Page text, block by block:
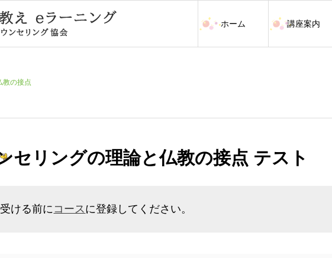
ホーム 講座案内
の接点
リングの理論と仏教の接点 テスト
ける前にコースに登録してください。